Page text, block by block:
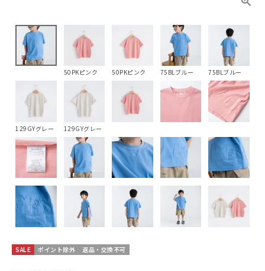
50PKピンク 50PKピンク 75BLブルー 75BLブルー
129GYグレー 129GYグレー
SALE ポイント除外 返品・交換不可